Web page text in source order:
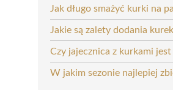
Jak długo smażyć kurki na
Jakie są zalety dodania
Czy jajecznica z kurkami
W jakim sezonie najlepiej